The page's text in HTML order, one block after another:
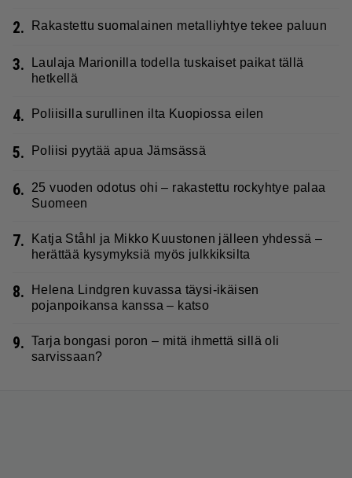
2. Rakastettu suomalainen metalliyhtye tekee paluun
3.
Laulaja Marionilla todella tuskaiset paikat tällä
hetkellä
4. Poliisilla surullinen ilta Kuopiossa eilen
5. Poliisi pyytää apua Jämsässä
6.
25 vuoden odotus ohi – rakastettu rockyhtye palaa
Suomeen
7.
Katja Ståhl ja Mikko Kuustonen jälleen yhdessä –
herättää kysymyksiä myös julkkiksilta
8.
Helena Lindgren kuvassa täysi-ikäisen
pojanpoikansa kanssa – katso
9. Tarja bongasi poron – mitä ihmettä sillä oli
sarvissaan?